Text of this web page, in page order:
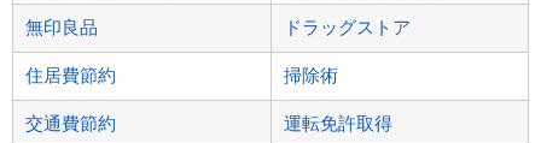
無印良品 ドラッグストア
住居費節約 掃除術
交通費節約 運転免許取得